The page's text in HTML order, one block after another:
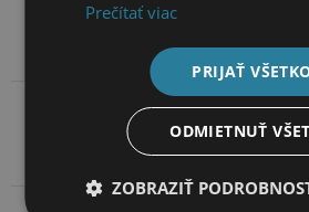
Kontakt na predajcov
Prečítať viac
PRIJAŤ
ODMIETNUŤ
ZOBRAZIŤ